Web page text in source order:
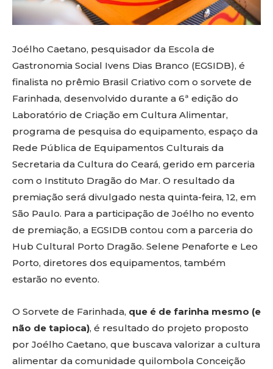
Joélho Caetano, pesquisador da Escola de
Gastronomia Social Ivens Dias Branco (EGSIDB), é
finalista no prêmio Brasil Criativo com o sorvete de
Farinhada, desenvolvido durante a 6ª edição do
Laboratório de Criação em Cultura Alimentar,
programa de pesquisa do equipamento, espaço da
Rede Pública de Equipamentos Culturais da
Secretaria da Cultura do Ceará, gerido em parceria
com o Instituto Dragão do Mar. O resultado da
premiação será divulgado nesta quinta-feira, 12, em
São Paulo. Para a participação de Joélho no evento
de premiação, a EGSIDB contou com a parceria do
Hub Cultural Porto Dragão. Selene Penaforte e Leo
Porto, diretores dos equipamentos, também
estarão no evento.
O Sorvete de Farinhada, que é de farinha mesmo (e
não de tapioca), é resultado do projeto proposto
por Joélho Caetano, que buscava valorizar a cultura
alimentar da comunidade quilombola Conceição